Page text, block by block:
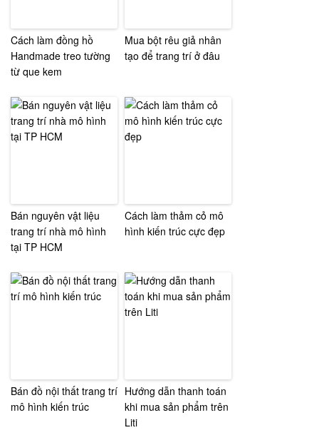
Cách làm đồng hồ
Handmade treo tường
từ que kem
Mua bột rêu giả nhân
tạo để trang trí ở đâu
Bán nguyên vật liệu
trang trí nhà mô hình
tại TP HCM
Cách làm thảm cỏ mô
hình kiến trúc cực đẹp
Bán đồ nội thất trang trí
mô hình kiến trúc
Hướng dẫn thanh toán
khi mua sản phẩm trên
Liti